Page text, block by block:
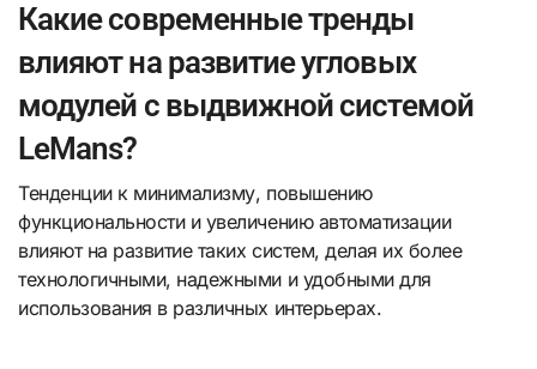
Какие современные тренды
влияют на развитие угловых
модулей с выдвижной системой
LeMans?
Тенденции к минимализму, повышению
функциональности и увеличению автоматизации
влияют на развитие таких систем, делая их более
технологичными, надежными и удобными для
использования в различных интерьерах.